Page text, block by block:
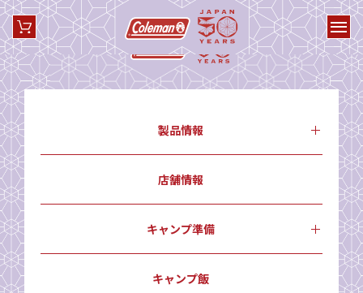
製品情報
店舗情報
キャンプ準備
キャンプ飯